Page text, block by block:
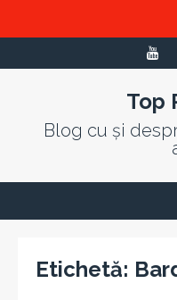
Top
Blog cu și
Etichetă: